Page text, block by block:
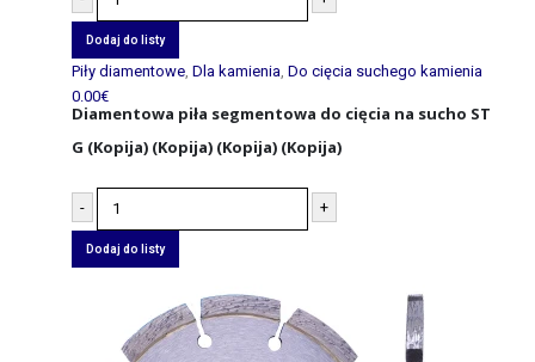
Dodaj do listy
Piły diamentowe, Dla kamienia Do cięcia suchego kamienia
0.00€
Diamentowa piła segmentowa do cięcia na sucho ST
G (Kopija) (Kopija) (Kopija) (Kopija)
- +
Dodaj do listy